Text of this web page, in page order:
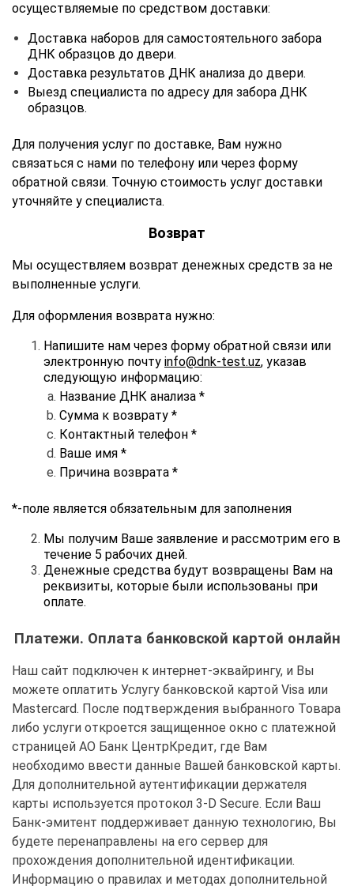
осуществляемые по средством доставки:
Доставка наборов для самостоятельного забора
ДНК образцов до двери.
Доставка результатов ДНК анализа до двери.
Выезд специалиста по адресу для забора ДНК
образцов.
Для получения услуг по доставке, Вам нужно
связаться с нами по телефону или через форму
обратной связи. Точную стоимость услуг доставки
уточняйте у специалиста.
Возврат
Мы осуществляем возврат денежных средств за не
выполненные услуги.
Для оформления возврата нужно:
Напишите нам через форму обратной связи или
электронную почту info@dnk-test.uz, указав
следующую информацию:
Название ДНК анализа *
Сумма к возврату *
Контактный телефон *
Ваше имя *
Причина возврата *
*-поле является обязательным для заполнения
Мы получим Ваше заявление и рассмотрим его в
течение 5 рабочих дней.
Денежные средства будут возвращены Вам на
реквизиты, которые были использованы при
оплате.
Платежи. Оплата банковской картой онлайн
Наш сайт подключен к интернет-эквайрингу, и Вы
можете оплатить Услугу банковской картой Visa или
Mastercard. После подтверждения выбранного Товара
либо услуги откроется защищенное окно с платежной
страницей АО Банк ЦентрКредит, где Вам
необходимо ввести данные Вашей банковской карты.
Для дополнительной аутентификации держателя
карты используется протокол 3-D Secure. Если Ваш
Банк-эмитент поддерживает данную технологию, Вы
будете перенаправлены на его сервер для
прохождения дополнительной идентификации.
Информацию о правилах и методах дополнительной